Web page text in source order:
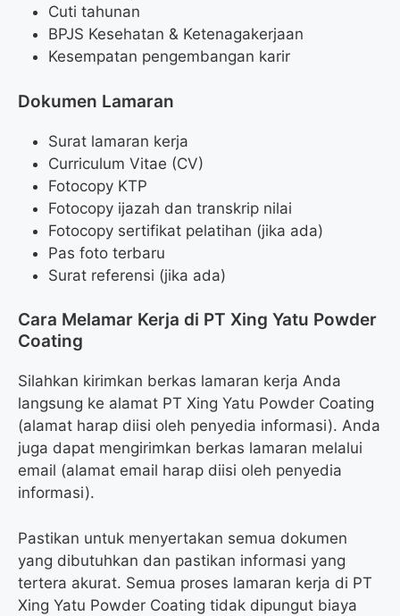
Cuti tahunan
BPJS Kesehatan & Ketenagakerjaan
Kesempatan pengembangan karir
Dokumen Lamaran
Surat lamaran kerja
Curriculum Vitae (CV)
Fotocopy KTP
Fotocopy ijazah dan transkrip nilai
Fotocopy sertifikat pelatihan (jika ada)
Pas foto terbaru
Surat referensi (jika ada)
Cara Melamar Kerja di PT Xing Yatu Powder
Coating
Silahkan kirimkan berkas lamaran kerja Anda
langsung ke alamat PT Xing Yatu Powder Coating
(alamat harap diisi oleh penyedia informasi). Anda
juga dapat mengirimkan berkas lamaran melalui
email (alamat email harap diisi oleh penyedia
informasi).
Pastikan untuk menyertakan semua dokumen
yang dibutuhkan dan pastikan informasi yang
tertera akurat. Semua proses lamaran kerja di PT
Xing Yatu Powder Coating tidak dipungut biaya